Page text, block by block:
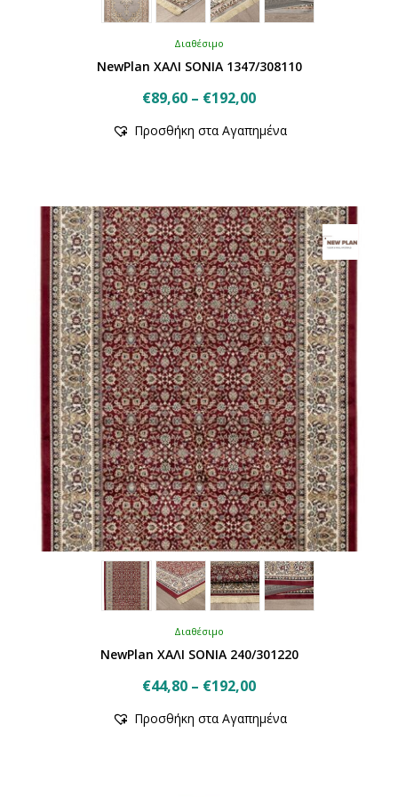
Διαθέσιμο
NewPlan ΧΑΛΙ SONIA 1347/308110
€89,60 – €192,00Price
€89,60
το
παραλλαγές.
Οι
επιλογές
μπορούν
να
επιλεγούν
στη
σελίδα
του
προϊόντος
Προσθήκη στα Αγαπημένα
Διαθέσιμο
NewPlan ΧΑΛΙ SONIA 240/301220
€44,80 – €192,00Price
€44,80
το
Προσθήκη στα Αγαπημένα